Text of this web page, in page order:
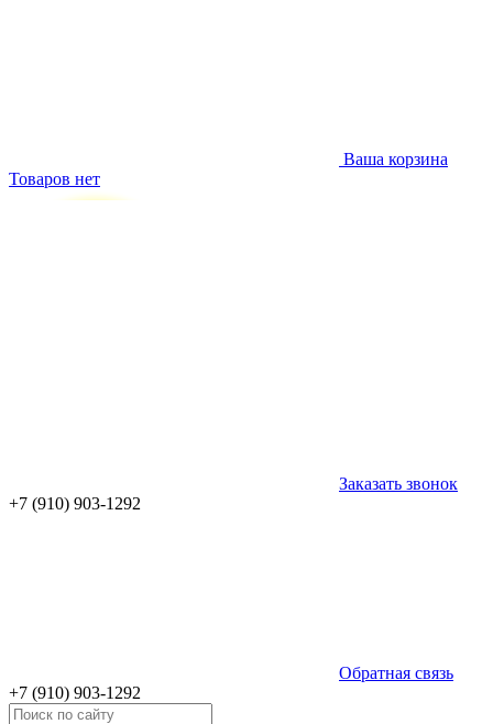
Ваша корзина
Товаров нет
Заказать звонок
+7 (910) 903-1292
Обратная связь
+7 (910) 903-1292